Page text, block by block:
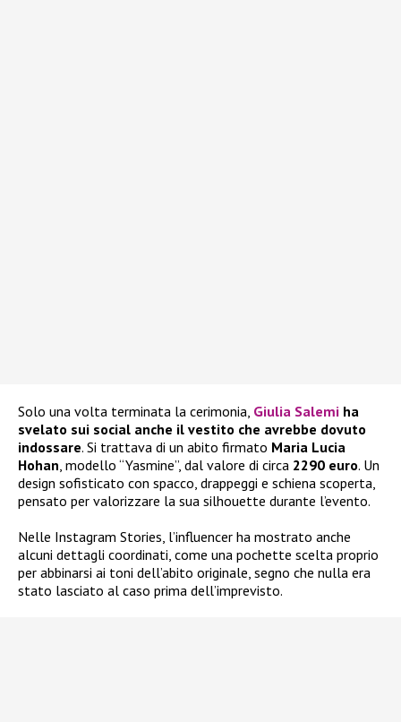
Solo una volta terminata la cerimonia, Giulia Salemi ha
svelato sui social anche il vestito che avrebbe dovuto
indossare. Si trattava di un abito firmato Maria Lucia
Hohan, modello “Yasmine”, dal valore di circa 2290 euro. Un
design sofisticato con spacco, drappeggi e schiena scoperta,
pensato per valorizzare la sua silhouette durante l’evento.
Nelle Instagram Stories, l’influencer ha mostrato anche
alcuni dettagli coordinati, come una pochette scelta proprio
per abbinarsi ai toni dell’abito originale, segno che nulla era
stato lasciato al caso prima dell’imprevisto.